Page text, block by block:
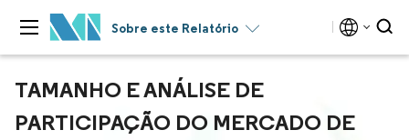
Sobre este Relatório
TAMANHO E ANÁLISE DE
PARTICIPAÇÃO DO MERCADO DE